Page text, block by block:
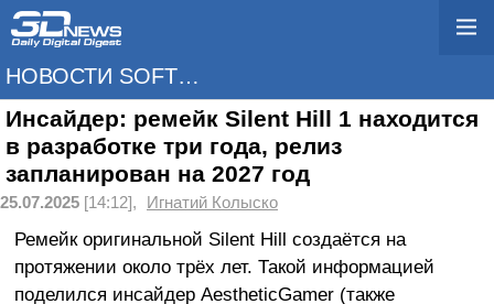
НОВОСТИ SOFTWARE
Инсайдер: ремейк Silent Hill 1 находится
в разработке три года, релиз
запланирован на 2027 год
25.07.2025 [14:12], Игнатий Колыско
Ремейк оригинальной Silent Hill создаётся на
протяжении около трёх лет. Такой информацией
поделился инсайдер AestheticGamer (также